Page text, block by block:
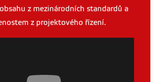
z mezinárodních standardů a
z projektového řízení.